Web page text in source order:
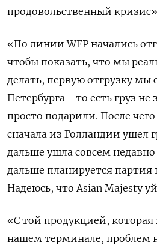
продовольственный
«По линии WFP начались
чтобы показать, что мы
делать, первую отгрузку мы
Петербурга - то есть груз
просто подарили. После
сначала из Голландии ушел
дальше ушла совсем
дальше планируется
Надеюсь, что Asian Majesty
«С той продукцией, которая
нашем терминале, проблем